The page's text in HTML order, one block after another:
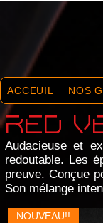
ACCEUIL NOS
RED
Audacieuse et
redoutable. Les
preuve. Conçue
Son mélange
NOUVEAU!!